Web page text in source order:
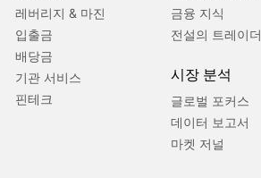
레버리지 & 마진
입출금
배당금
기관 서비스
핀테크
금융 지식
전설의 트레이더
시장 분석
글로벌 포커스
데이터 보고서
마켓 저널